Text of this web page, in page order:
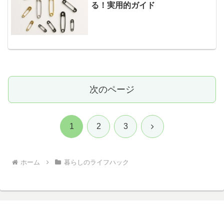
る！実用的ガイド
次のページ
1 2 3 次
ホーム 暮らしのライフハック